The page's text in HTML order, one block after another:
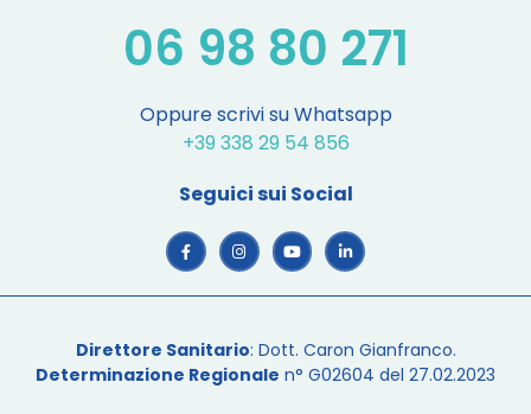
06 98 80 271
Oppure scrivi su Whatsapp
+39 338 29 54 856
Seguici sui Social
Direttore Sanitario: Dott. Caron Gianfranco.
Determinazione Regionale n° G02604 del 27.02.2023